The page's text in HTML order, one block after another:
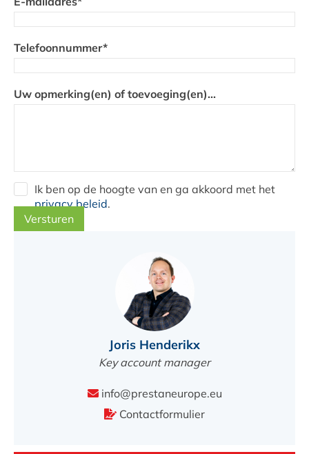
Telefoonnummer*
Uw opmerking(en) of toevoeging(en)...
Ik ben op de hoogte van en ga akkoord met het
privacy beleid.
Versturen
Joris Henderikx
Key account manager
info@prestaneurope.eu
Contactformulier